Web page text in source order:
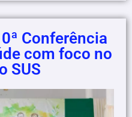
Conferência
com foco no
SUS